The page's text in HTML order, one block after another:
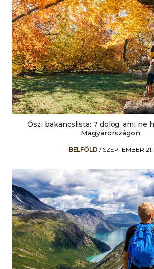
Őszi bakancslista: 7 dolog, ami ne
Magyarországon
BELFÖLD / SZEPTEMBER 21.